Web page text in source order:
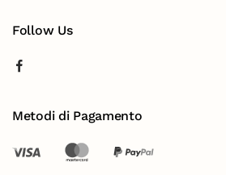
Follow Us
Metodi di Pagamento